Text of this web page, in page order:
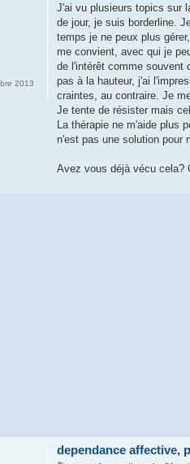
2013
g
J'ai vu plusieurs topics sur
de jour, je suis borderline.
temps je ne peux plus
me convient, avec qui je
de l'intérêt comme souvent
pas à la hauteur, j'ai
craintes, au contraire. Je
Je tente de résister mais
La thérapie ne m'aide plus
n'est pas une solution pour
Avez vous déjà vécu cela?
dependance affective,